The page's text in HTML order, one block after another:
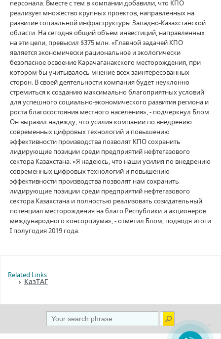
персонала. Вместе с тем в компании добавили, что КПО
реализует множество крупных проектов, направленных на
развитие социальной инфраструктуры Западно-Казахстанской
области. На сегодня общий объем инвестиций, направленных
на эти цели, превысил $375 млн. «Главной задачей КПО
является экономически рациональное и экологически
безопасное освоение Карачаганакского месторождения, при
котором бы учитывалось мнение всех заинтересованных
сторон. В своей деятельности компания будет неуклонно
стремиться к созданию максимально благоприятных условий
для успешного социально-экономического развития региона и
роста благосостояния местного населения», - подчеркнул Блом.
Он выразил надежду, что усилия компании по внедрению
современных цифровых технологий и повышению
эффективности производства позволят КПО сохранить
лидирующие позиции среди предприятий нефтегазового
сектора Казахстана. «Я надеюсь, что наши усилия по внедрению
современных цифровых технологий и повышению
эффективности производства позволят нам сохранить
лидирующие позиции среди предприятий нефтегазового
сектора Казахстана и полностью реализовать созидательный
потенциал месторождения на благо Республики и акционеров
международного консорциума», - отметил Блом, подводя итоги
I полугодия 2019 года.
Related Links
КазТАГ
×